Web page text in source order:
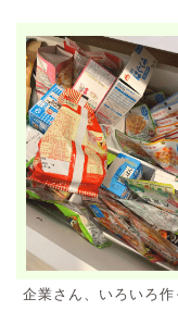
企業さん、いろいろ